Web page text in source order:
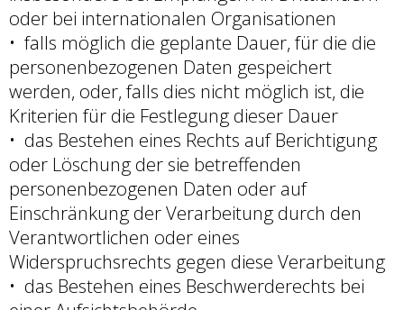
oder bei internationalen Organisationen
falls möglich die geplante Dauer, für die die
personenbezogenen Daten gespeichert
werden, oder, falls dies nicht möglich ist, die
Kriterien für die Festlegung dieser Dauer
das Bestehen eines Rechts auf Berichtigung
oder Löschung der sie betreffenden
personenbezogenen Daten oder auf
Einschränkung der Verarbeitung durch den
Verantwortlichen oder eines
Widerspruchsrechts gegen diese Verarbeitung
das Bestehen eines Beschwerderechts bei